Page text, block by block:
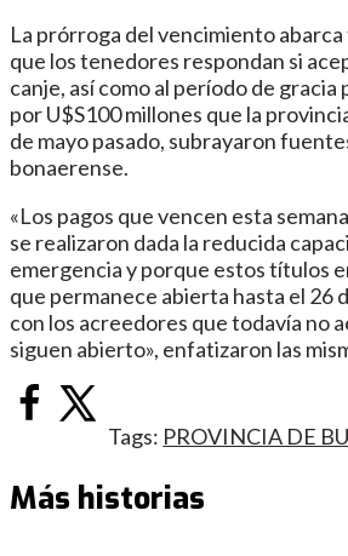
La prórroga del vencimiento
que los tenedores respondan si
canje, así como al período de gracia
por U$S100 millones que la
de mayo pasado, subrayaron
bonaerense.
«Los pagos que vencen esta
se realizaron dada la reducida
emergencia y porque estos títulos
que permanece abierta hasta el 26
con los acreedores que todavía no
siguen abierto», enfatizaron las
Tags: PROVINCIA DE
Más historias